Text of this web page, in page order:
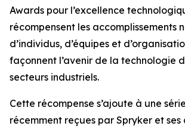
Awards pour l’excellence
récompensent les accomplissements
d’individus, d’équipes et
façonnent l’avenir de la technologie
secteurs industriels.
Cette récompense s’ajoute à une
récemment reçues par Spryker et ses